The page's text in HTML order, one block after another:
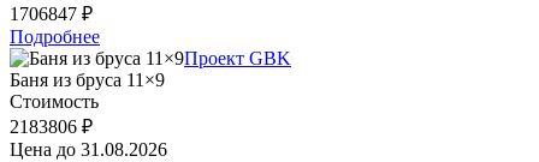
1706847 ₽
Подробнее
Проект GBK
Баня из бруса 11×9
Стоимость
2183806 ₽
Цена до 31.08.2026